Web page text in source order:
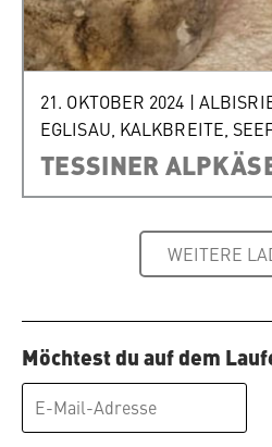
21. OKTOBER 2024 |
EGLISAU KALKBREITE
TESSINER
WEITERE
Möchtest du auf dem